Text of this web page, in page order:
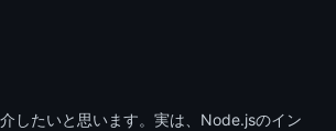
したいと思います。実は、Node.jsのイン